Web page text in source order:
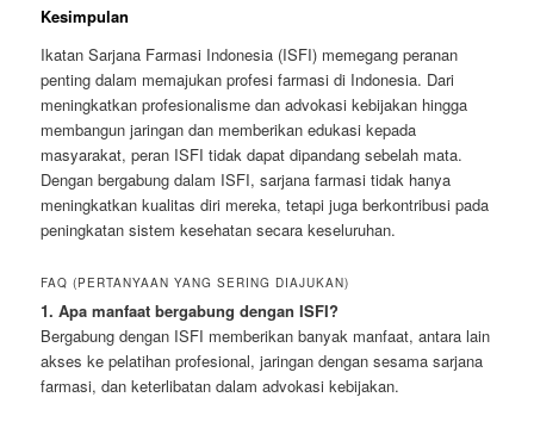
Kesimpulan
Ikatan Sarjana Farmasi Indonesia (ISFI) memegang peranan
penting dalam memajukan profesi farmasi di Indonesia. Dari
meningkatkan profesionalisme dan advokasi kebijakan hingga
membangun jaringan dan memberikan edukasi kepada
masyarakat, peran ISFI tidak dapat dipandang sebelah mata.
Dengan bergabung dalam ISFI, sarjana farmasi tidak hanya
meningkatkan kualitas diri mereka, tetapi juga berkontribusi pada
peningkatan sistem kesehatan secara keseluruhan.
FAQ (PERTANYAAN YANG SERING DIAJUKAN)
1. Apa manfaat bergabung dengan ISFI?
Bergabung dengan ISFI memberikan banyak manfaat, antara lain
akses ke pelatihan profesional, jaringan dengan sesama sarjana
farmasi, dan keterlibatan dalam advokasi kebijakan.